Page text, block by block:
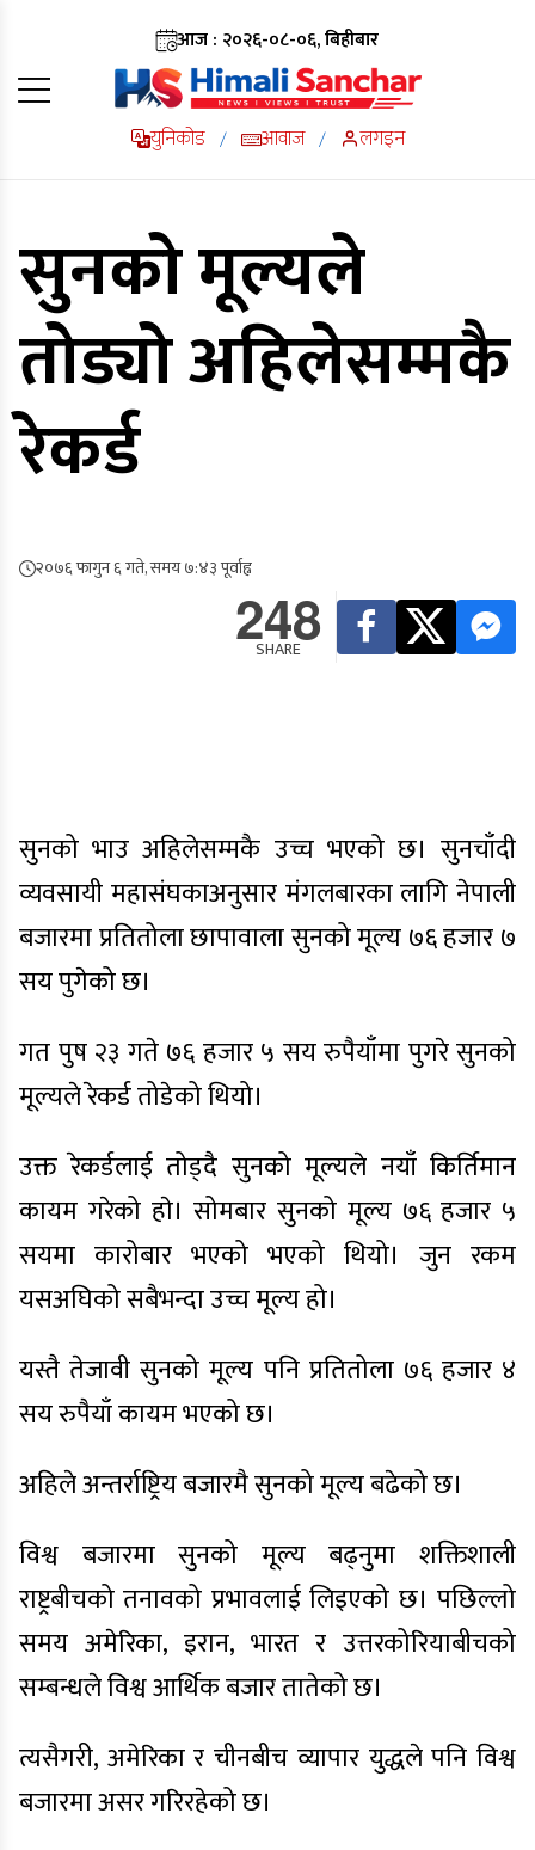
आज : २०२६-०८-०६, बिहीबार
युनिकोड / आवाज / लगइन
सुनको मूल्यले
तोड्यो अहिलेसम्मकै
रेकर्ड
२०७६ फागुन ६ गते, समय ७:४३ पूर्वाह्न
248
SHARE
सुनको भाउ अहिलेसम्मकै उच्च भएको छ। सुनचाँदी
व्यवसायी महासंघकाअनुसार मंगलबारका लागि नेपाली
बजारमा प्रतितोला छापावाला सुनको मूल्य ७६ हजार ७
सय पुगेको छ।
गत पुष २३ गते ७६ हजार ५ सय रुपैयाँमा पुगरे सुनको
मूल्यले रेकर्ड तोडेको थियो।
उक्त रेकर्डलाई तोड्दै सुनको मूल्यले नयाँ किर्तिमान
कायम गरेको हाे। सोमबार सुनको मूल्य ७६ हजार ५
सयमा कारोबार भएको भएको थियो। जुन रकम
यसअघिको सबैभन्दा उच्च मूल्य हो।
यस्तै तेजावी सुनको मूल्य पनि प्रतितोला ७६ हजार ४
सय रुपैयाँ कायम भएको छ।
अहिले अन्तर्राष्ट्रिय बजारमै सुनको मूल्य बढेको छ।
विश्व बजारमा सुनको मूल्य बढ्नुमा शक्तिशाली
राष्ट्रबीचको तनावको प्रभावलाई लिइएको छ। पछिल्लो
समय अमेरिका, इरान, भारत र उत्तरकोरियाबीचको
सम्बन्धले विश्व आर्थिक बजार तातेको छ।
त्यसैगरी, अमेरिका र चीनबीच व्यापार युद्धले पनि विश्व
बजारमा असर गरिरहेको छ।